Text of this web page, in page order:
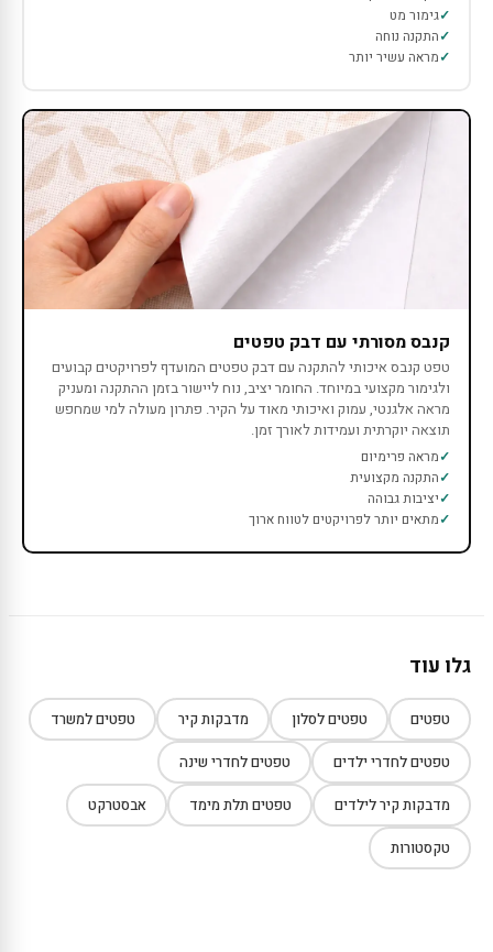
גימור מט
התקנה נוחה
מראה עשיר יותר
קנבס מסורתי עם דבק טפטים
טפט קנבס איכותי להתקנה עם דבק טפטים המועדף לפרויקטים קבועים
ולגימור מקצועי במיוחד. החומר יציב, נוח ליישור בזמן ההתקנה ומעניק
מראה אלגנטי, עמוק ואיכותי מאוד על הקיר. פתרון מעולה למי שמחפש
תוצאה יוקרתית ועמידות לאורך זמן.
מראה פרימיום
התקנה מקצועית
יציבות גבוהה
מתאים יותר לפרויקטים לטווח ארוך
גלו עוד
טפטים טפטים לסלון מדבקות קיר טפטים למשרד
טפטים לחדרי ילדים טפטים לחדרי שינה
מדבקות קיר לילדים טפטים תלת מימד אבסטרקט
טקסטורות